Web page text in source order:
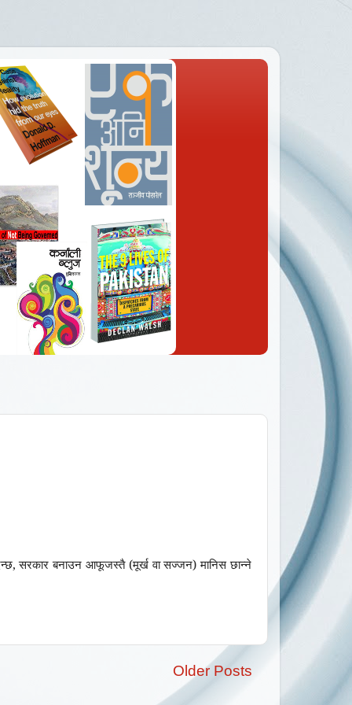
,सरकार बनाउन आफूजस्तै (मूर्ख वा सज्जन) मानिस छान्ने
Older Posts